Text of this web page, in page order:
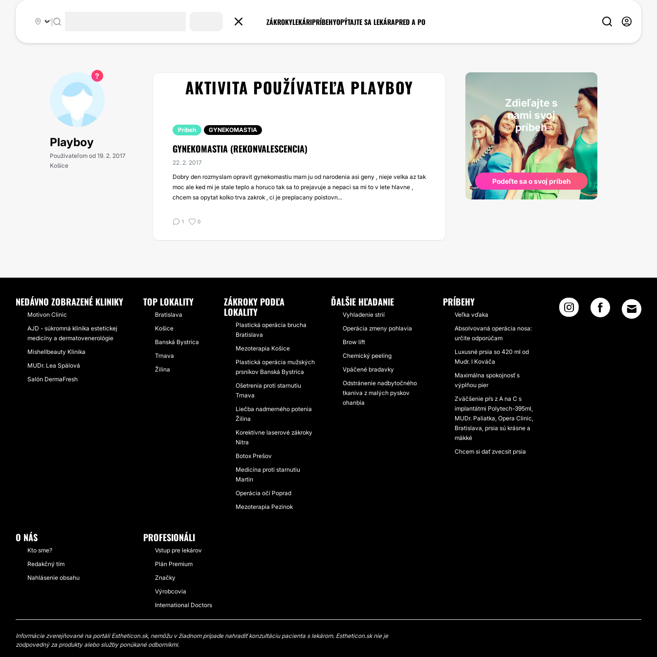
ZÁKROKYLEKÁRIPRÍBEHYOPÝTAJTE SA LEKÁRAPRED A PO
|
Playboy
Používateľom od 19. 2. 2017
Košice
AKTIVITA POUŽÍVATEĽA PLAYBOY
Príbeh GYNEKOMASTIA
GYNEKOMASTIA (REKONVALESCENCIA)
22. 2. 2017
Dobry den rozmyslam opravit gynekomastiu mam ju od narodenia asi geny , nieje velka az tak
moc ale ked mi je stale teplo a horuco tak sa to prejavuje a nepaci sa mi to v lete hlavne ,
chcem sa opytat kolko trva zakrok , ci je preplacany poistovn...
1 0
Zdieľajte s
nami svoj
príbeh
Podeľte sa o svoj príbeh
NEDÁVNO ZOBRAZENÉ KLINIKY
Motivon Clinic
AJD - súkromná klinika estetickej
medicíny a dermatovenerológie
Mishellbeauty Klinika
MUDr. Lea Spálová
Salón DermaFresh
TOP LOKALITY
Bratislava
Košice
Banská Bystrica
Trnava
Žilina
ZÁKROKY PODĽA
LOKALITY
Plastická operácia brucha
Bratislava
Mezoterapia Košice
Plastická operácia mužských
prsníkov Banská Bystrica
Ošetrenia proti starnutiu
Trnava
Liečba nadmerného potenia
Žilina
Korektívne laserové zákroky
Nitra
Botox Prešov
Medicína proti starnutiu
Martin
Operácia očí Poprad
Mezoterapia Pezinok
ĎALŠIE HĽADANIE
Vyhladenie strií
Operácia zmeny pohlavia
Brow lift
Chemický peeling
Vpáčené bradavky
Odstránenie nadbytočného
tkaniva z malých pyskov
ohanbia
PRÍBEHY
Veľka vďaka
Absolvovaná operácia nosa:
určite odporúčam
Luxusné prsia so 420 ml od
Mudr. I Kováča
Maximálna spokojnosť s
výplňou pier
Zväčšenie pŕs z A na C s
implantátmi Polytech-395ml,
MUDr. Paliatka, Opera Clinic,
Bratislava, prsia sú krásne a
mäkké
Chcem si dať zvecsit prsia
O NÁS
Kto sme?
Redakčný tím
Nahlásenie obsahu
PROFESIONÁLI
Vstup pre lekárov
Plán Premium
Značky
Výrobcovia
International Doctors
Informácie zverejňované na portáli Estheticon.sk, nemôžu v žiadnom prípade nahradiť konzultáciu pacienta s lekárom. Estheticon.sk nie je
zodpovedný za produkty alebo služby ponúkané odborníkmi.